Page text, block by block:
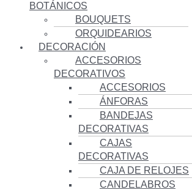
BOTÁNICOS
BOUQUETS
ORQUIDEARIOS
DECORACIÓN
ACCESORIOS
DECORATIVOS
ACCESORIOS
ÁNFORAS
BANDEJAS
DECORATIVAS
CAJAS
DECORATIVAS
CAJA DE RELOJES
CANDELABROS